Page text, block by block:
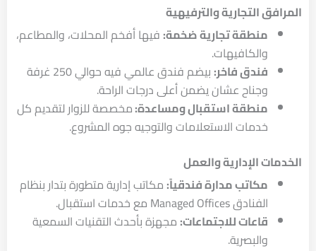
المرافق التجارية والترفيهية
منطقة تجارية ضخمة: فيها أفخم المحلات، والمطاعم،
والكافيهات.
فندق فاخر:
بيضم فندق عالمي فيه حوالي 250 غرفة
وجناح عشان يضمن أعلى درجات الراحة.
منطقة استقبال ومساعدة:مخصصة للزوار لتقديم كل
خدمات الاستعلامات والتوجيه جوه المشروع.
الخدمات الإدارية والعمل
مكاتب مدارة فندقياً: مكاتب إدارية متطورة بتدار بنظام
الفنادق Managed Offices مع خدمات استقبال.
قاعات للاجتماعات: مجهزة بأحدث التقنيات السمعية
والبصرية.